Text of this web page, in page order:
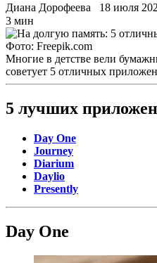
Диана Дорофеева
18 июля
3 мин
Фото: Freepik.com
Многие в детстве вели
советует 5 отличных
5 лучших
Day One
Journey
Diarium
Daylio
Presently
Day One